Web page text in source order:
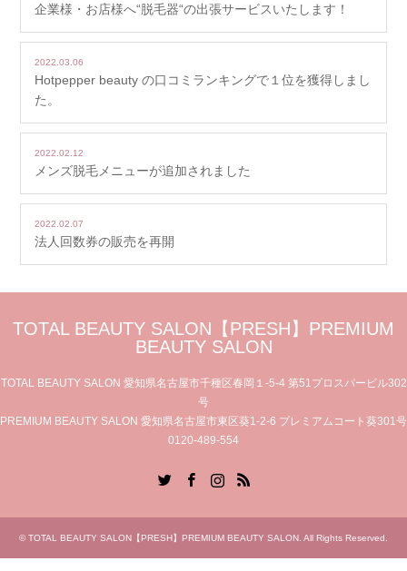
企業様・お店様へ“脱毛器“の出張サービスいたします！
2022.03.06
Hotpepper beauty の口コミランキングで１位を獲得しまし
た。
2022.02.12
メンズ脱毛メニューが追加されました
2022.02.07
法人回数券の販売を再開
TOTAL BEAUTY SALON【PRESH】PREMIUM
BEAUTY SALON
TOTAL BEAUTY SALON 愛知県名古屋市千種区春岡１-5-4 第51プロスパービル302
号
PREMIUM BEAUTY SALON 愛知県名古屋市東区葵1-2-6 プレミアムコート葵301号
0120-489-554
RSS
©TOTAL BEAUTY SALON【PRESH】PREMIUM BEAUTY SALON . All Rights Reserved.